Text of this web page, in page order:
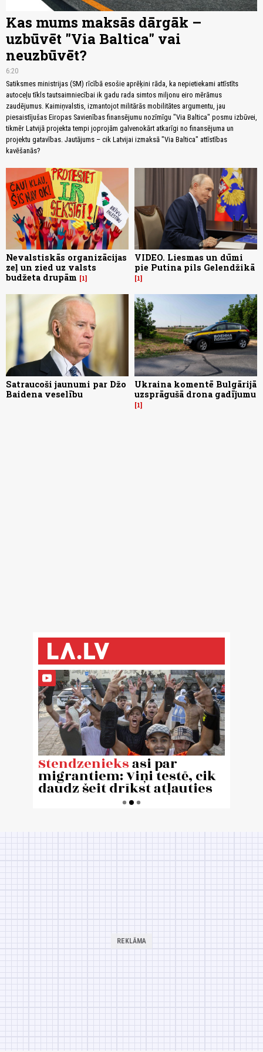
Kas mums maksās dārgāk –
uzbūvēt "Via Baltica" vai
neuzbūvēt?
6:20
Satiksmes ministrijas (SM) rīcībā esošie aprēķini rāda, ka nepietiekami attīstīts
autoceļu tīkls tautsaimniecībai ik gadu rada simtos miljonu eiro mērāmus
zaudējumus. Kaimiņvalstis, izmantojot militārās mobilitātes argumentu, jau
piesaistījušas Eiropas Savienības finansējumu nozīmīgu "Via Baltica" posmu izbūvei,
tikmēr Latvijā projekta tempi joprojām galvenokārt atkarīgi no finansējuma un
projektu gatavības. Jautājums – cik Latvijai izmaksā "Via Baltica" attīstības
kavēšanās?
Nevalstiskās organizācijas
zeļ un zied uz valsts
budžeta drupām
1
VIDEO. Liesmas un dūmi
pie Putina pils Gelendžikā
1
Satraucoši jaunumi par Džo
Baidena veselību
Ukraina komentē Bulgārijā
uzsprāgušā drona gadījumu
1